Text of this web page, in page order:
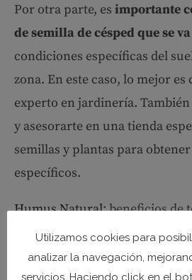
Por otra parte, es importante
de semilla de césped que se
condiciones específicas del
zona. En este caso, lo mejor
experto en jardinería.
y asesorarte en una tienda
semillas y plantas para
específicos.
Humus Natural: beneficios de
natural
Utilizamos cookies para
analizar la navegación,
servicios. Haciendo click en el